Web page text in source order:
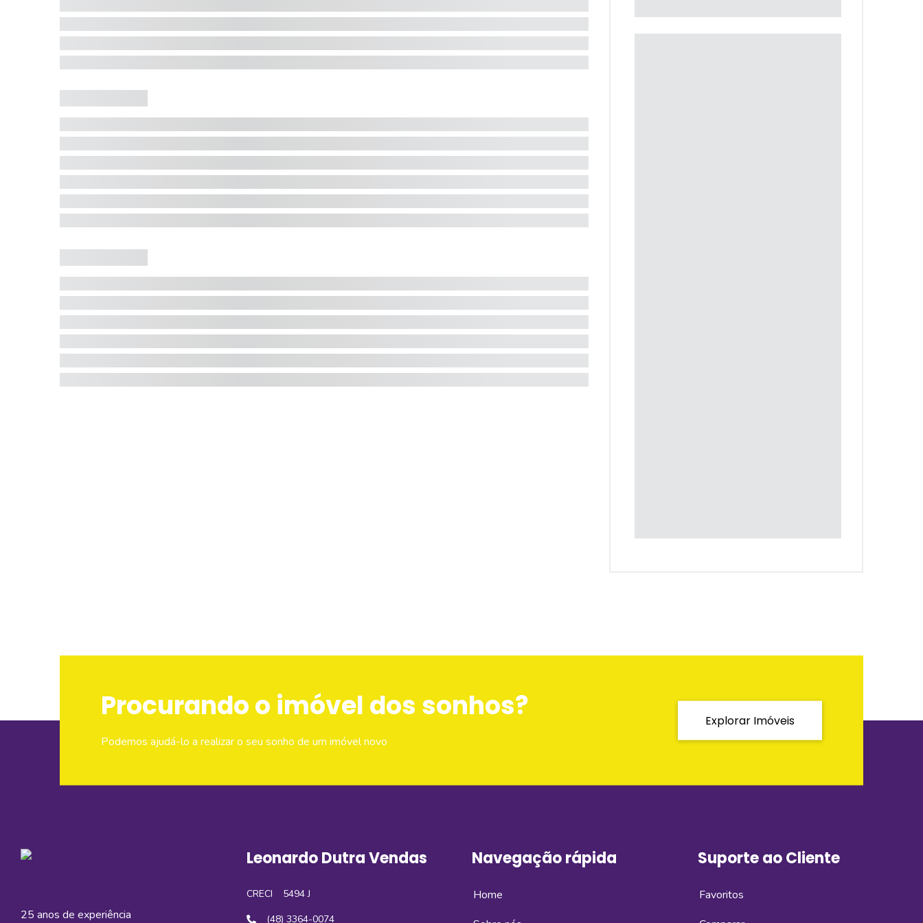
Procurando o imóvel dos sonhos?
Podemos ajudá-lo a realizar o seu sonho de um imóvel novo
Explorar Imóveis
25 anos de experiência
Leonardo Dutra Vendas
CRECI
5494 J
(48) 3364-0074
Navegação rápida
Home
Suporte ao Cliente
Favoritos